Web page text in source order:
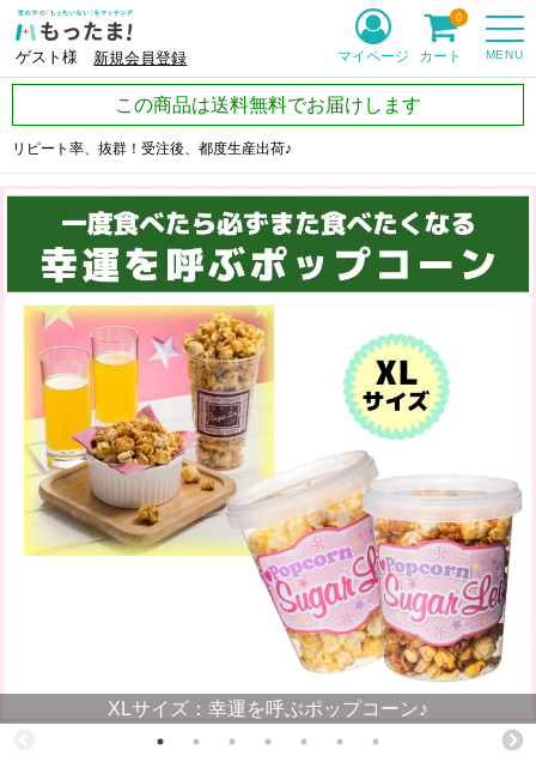
ゲスト様 新規会員登録 MENU
マイページ カート
0
この商品は送料無料でお届けします
リピート率、抜群！受注後、都度生産出荷♪
XLサイズ：幸運を呼ぶポップコーン♪